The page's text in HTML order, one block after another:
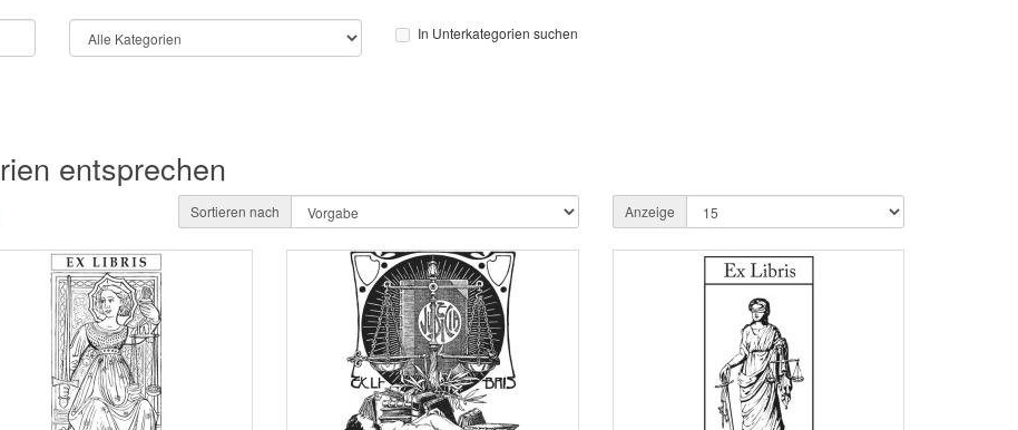
In Unterkategorien suchen
entsprechen
Sortieren nach Anzeige